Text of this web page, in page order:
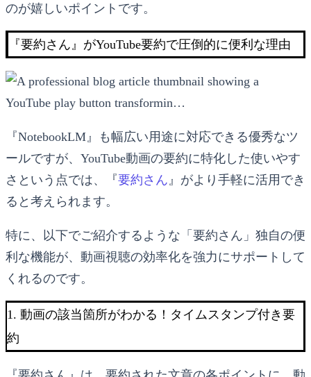
のが嬉しいポイントです。
『要約さん』がYouTube要約で圧倒的に便利な理由
『NotebookLM』も幅広い用途に対応できる優秀なツ
ールですが、YouTube動画の要約に特化した使いやす
さという点では、『要約さん 』がより手軽に活用でき
ると考えられます。
特に、以下でご紹介するような「要約さん」独自の便
利な機能が、動画視聴の効率化を強力にサポートして
くれるのです。
1. 動画の該当箇所がわかる！タイムスタンプ付き要
約